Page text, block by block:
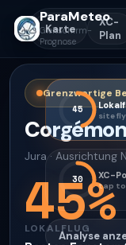
ParaMeteo
Gleitschirm-
Prognose
Karte
XC-
Plan
Grenzwertige
Jura · Ausrichtung
45%
LOKALFLUG
45 site
30 XC-
tap to
Analyse